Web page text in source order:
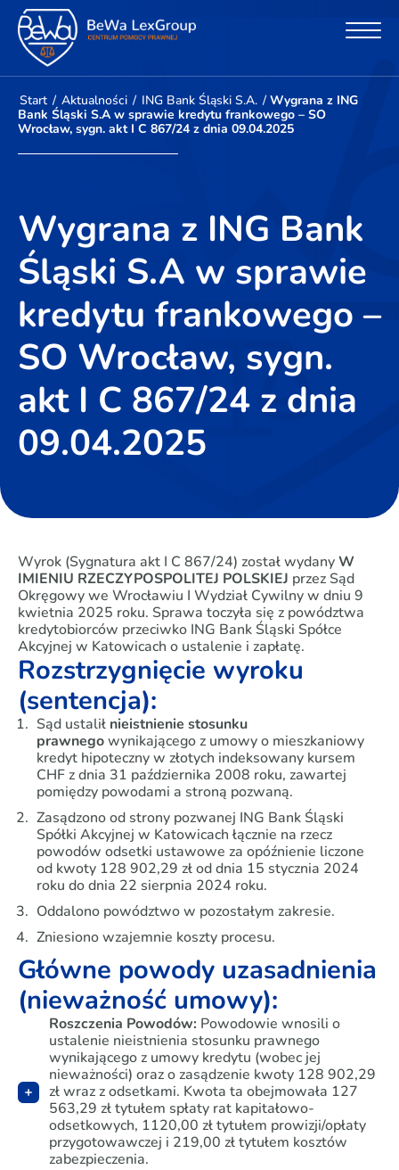
Start / Aktualności / ING Bank Śląski S.A. / Wygrana z ING
Bank Śląski S.A w sprawie kredytu frankowego – SO
Wrocław, sygn. akt I C 867/24 z dnia 09.04.2025
Wygrana z ING Bank
Śląski S.A w sprawie
kredytu frankowego –
SO Wrocław, sygn.
akt I C 867/24 z dnia
09.04.2025
Wyrok (Sygnatura akt I C 867/24) został wydanyW
IMIENIU RZECZYPOSPOLITEJ POLSKIEJ przez Sąd
Okręgowy we Wrocławiu I Wydział Cywilny w dniu 9
kwietnia 2025 roku. Sprawa toczyła się z powództwa
kredytobiorców przeciwko ING Bank Śląski Spółce
Akcyjnej w Katowicach o ustalenie i zapłatę.
Rozstrzygnięcie wyroku
(sentencja):
Sąd ustalił nieistnienie stosunku
prawnegowynikającego z umowy o mieszkaniowy
kredyt hipoteczny w złotych indeksowany kursem
CHF z dnia 31 października 2008 roku, zawartej
pomiędzy powodami a stroną pozwaną.
Zasądzono od strony pozwanej ING Bank Śląski
Spółki Akcyjnej w Katowicach łącznie na rzecz
powodów odsetki ustawowe za opóźnienie liczone
od kwoty 128 902,29 zł od dnia 15 stycznia 2024
roku do dnia 22 sierpnia 2024 roku.
Oddalono powództwo w pozostałym zakresie.
Zniesiono wzajemnie koszty procesu.
Główne powody uzasadnienia
(nieważność umowy):
Roszczenia Powodów: Powodowie wnosili o
ustalenie nieistnienia stosunku prawnego
wynikającego z umowy kredytu (wobec jej
nieważności) oraz o zasądzenie kwoty 128 902,29
zł wraz z odsetkami. Kwota ta obejmowała 127
563,29 zł tytułem spłaty rat kapitałowo-
odsetkowych, 1120,00 zł tytułem prowizji/opłaty
przygotowawczej i 219,00 zł tytułem kosztów
zabezpieczenia.